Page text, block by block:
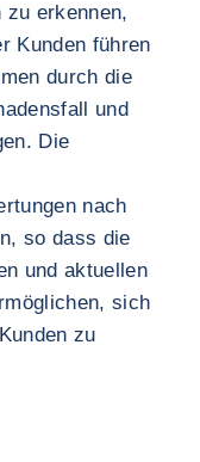
erkennen,
Kunden führen
durch die
und
Die
nach
so dass die
und aktuellen
sich
zu